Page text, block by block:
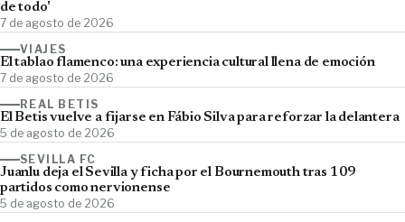
de todo'
7 de agosto de 2026
VIAJES
El tablao flamenco: una experiencia cultural llena de emoción
7 de agosto de 2026
REAL BETIS
El Betis vuelve a fijarse en Fábio Silva para reforzar la delantera
5 de agosto de 2026
SEVILLA FC
Juanlu deja el Sevilla y ficha por el Bournemouth tras 109
partidos como nervionense
5 de agosto de 2026